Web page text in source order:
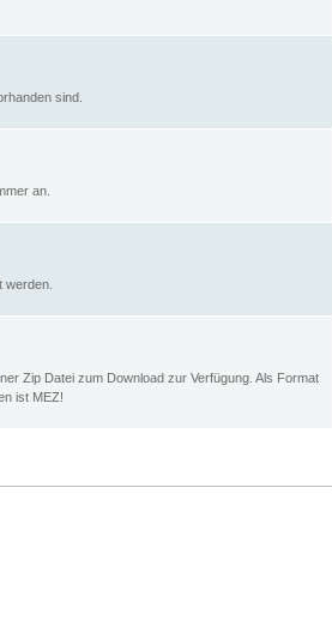
sind.
an.
werden.
Zip Datei zum Download zur Verfügung. Als Format
ist MEZ!